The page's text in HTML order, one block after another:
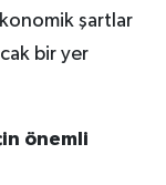
şartlar
bir yer
önemli